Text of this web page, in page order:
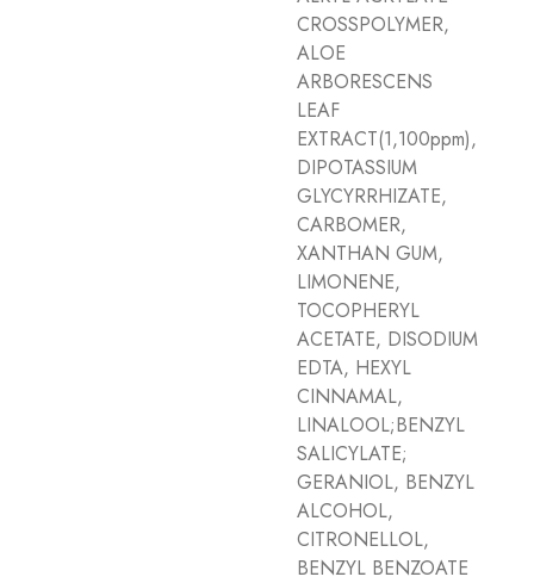
CROSSPOLYMER,
ALOE
ARBORESCENS
LEAF
EXTRACT(1,100ppm),
DIPOTASSIUM
GLYCYRRHIZATE,
CARBOMER,
XANTHAN GUM,
LIMONENE,
TOCOPHERYL
ACETATE, DISODIUM
EDTA, HEXYL
CINNAMAL,
LINALOOL;BENZYL
SALICYLATE;
GERANIOL, BENZYL
ALCOHOL,
CITRONELLOL,
BENZYL BENZOATE